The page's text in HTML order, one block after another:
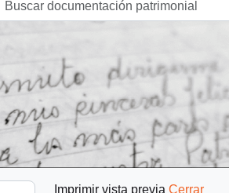
Imprimir vista previa Cerrar